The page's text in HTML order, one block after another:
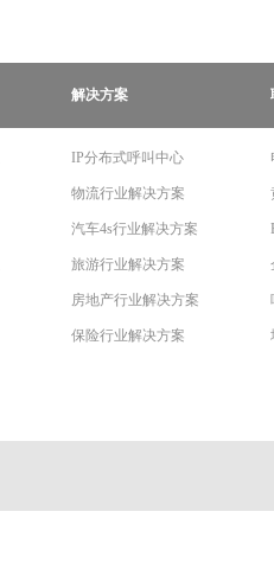
解决方案
IP分布式呼叫中心
物流行业解决方案
汽车4s行业解决方案
旅游行业解决方案
房地产行业解决方案
保险行业解决方案